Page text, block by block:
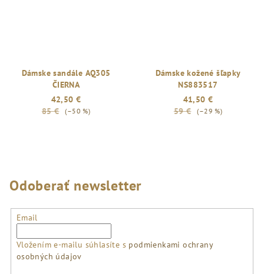
Dámske sandále AQ305
ČIERNA
42,50 €
85 €
(–50 %)
Dámske kožené šľapky
NS883517
41,50 €
59 €
(–29 %)
Odoberať newsletter
Email
Vložením e-mailu súhlasíte s podmienkami ochrany
osobných údajov